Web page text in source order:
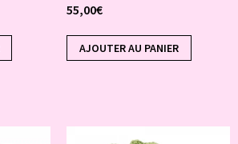
55,00€
AJOUTER AU PANIER